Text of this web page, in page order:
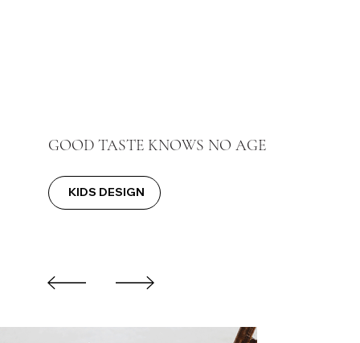
GOOD TASTE KNOWS NO AGE
KIDS DESIGN